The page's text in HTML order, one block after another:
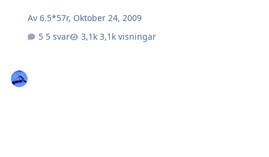
Av6.5*57r, Oktober 24, 2009
5 svar
3,1k visningar